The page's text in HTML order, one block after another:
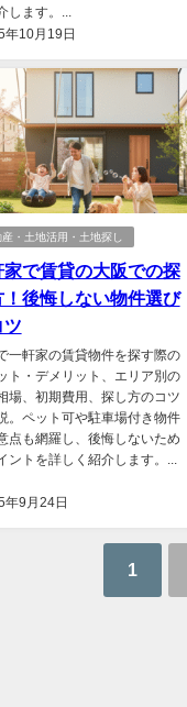
します。...
年10月19日
・土地活用・土地探し
家で賃貸の大阪での探
！後悔しない物件選び
ツ
一軒家の賃貸物件を探す際の
ト・デメリット、エリア別の
場、初期費用、探し方のコツ
。ペット可や駐車場付き物件
点も網羅し、後悔しないため
ントを詳しく紹介します。...
年9月24日
1